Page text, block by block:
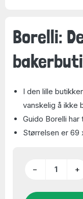
Borelli:
I den lille
vanskelig å ikke
Guido Borelli
Størrelsen er 69
− +